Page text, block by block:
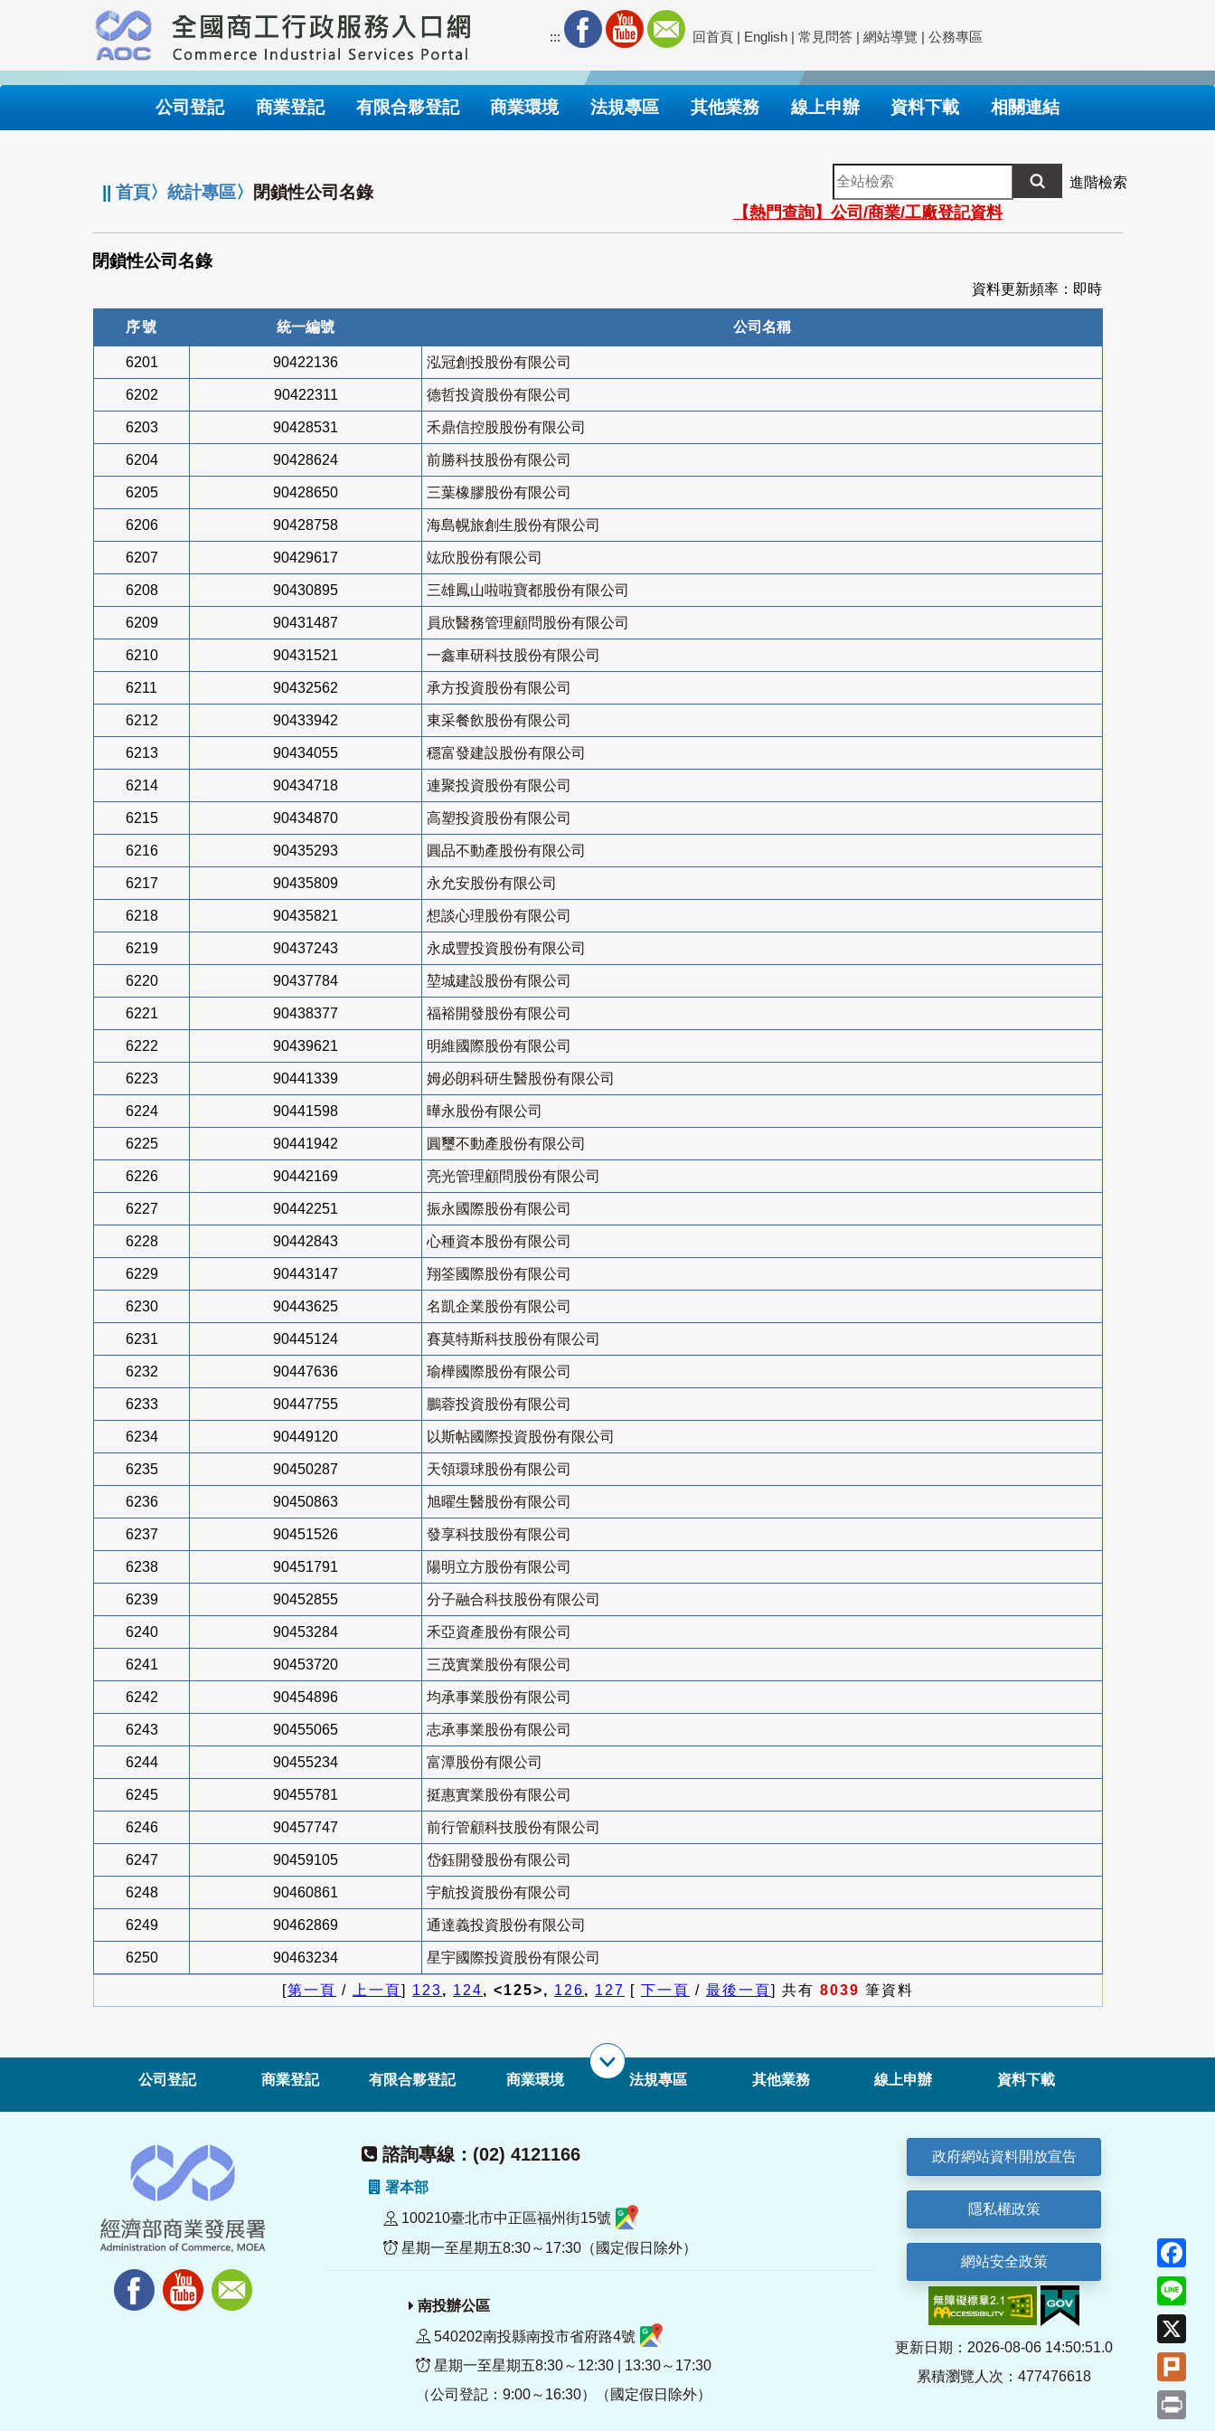
要
內
::: 回首頁 | English | 常見問答 | 網站導覽 | 公務專區
公司登記 商業登記 有限合夥登記 商業環境 法規專區 其他業務 線上申辦 資料下載 相關連結
||首頁〉統計專區〉 閉鎖性公司名錄
全
站
檢
索
進階檢索
【熱門查詢】公司/商業/工廠登記資料
閉鎖性公司名錄
資料更新頻率：即時
序號 統一編號 公司名稱
6201 90422136 泓冠創投股份有限公司
6202 90422311 德哲投資股份有限公司
6203 90428531 禾鼎信控股股份有限公司
6204 90428624 前勝科技股份有限公司
6205 90428650 三葉橡膠股份有限公司
6206 90428758 海島幌旅創生股份有限公司
6207 90429617 竑欣股份有限公司
6208 90430895 三雄鳳山啦啦寶都股份有限公司
6209 90431487 員欣醫務管理顧問股份有限公司
6210 90431521 一鑫車研科技股份有限公司
6211 90432562 承方投資股份有限公司
6212 90433942 東采餐飲股份有限公司
6213 90434055 穩富發建設股份有限公司
6214 90434718 連聚投資股份有限公司
6215 90434870 高塑投資股份有限公司
6216 90435293 圓品不動產股份有限公司
6217 90435809 永允安股份有限公司
6218 90435821 想談心理股份有限公司
6219 90437243 永成豐投資股份有限公司
6220 90437784 堃城建設股份有限公司
6221 90438377 福裕開發股份有限公司
6222 90439621 明維國際股份有限公司
6223 90441339 姆必朗科研生醫股份有限公司
6224 90441598 曄永股份有限公司
6225 90441942 圓璽不動產股份有限公司
6226 90442169 亮光管理顧問股份有限公司
6227 90442251 振永國際股份有限公司
6228 90442843 心種資本股份有限公司
6229 90443147 翔筌國際股份有限公司
6230 90443625 名凱企業股份有限公司
6231 90445124 賽莫特斯科技股份有限公司
6232 90447636 瑜樺國際股份有限公司
6233 90447755 鵬蓉投資股份有限公司
6234 90449120 以斯帖國際投資股份有限公司
6235 90450287 天領環球股份有限公司
6236 90450863 旭曜生醫股份有限公司
6237 90451526 發享科技股份有限公司
6238 90451791 陽明立方股份有限公司
6239 90452855 分子融合科技股份有限公司
6240 90453284 禾亞資產股份有限公司
6241 90453720 三茂實業股份有限公司
6242 90454896 均承事業股份有限公司
6243 90455065 志承事業股份有限公司
6244 90455234 富潭股份有限公司
6245 90455781 挺惠實業股份有限公司
6246 90457747 前行管顧科技股份有限公司
6247 90459105 岱鈺開發股份有限公司
6248 90460861 宇航投資股份有限公司
6249 90462869 通達義投資股份有限公司
6250 90463234 星宇國際投資股份有限公司
[第一頁 / 上一頁] 123, 124, <125>, 126, 127 [ 下一頁 / 最後一頁] 共有 8039 筆資料
公司登記 商業登記 有限合夥登記 商業環境 法規專區 其他業務 線上申辦 資料下載
諮詢專線：(02) 4121166
署本部
100210臺北市中正區福州街15號
星期一至星期五8:30～17:30（國定假日除外）
南投辦公區
540202南投縣南投市省府路4號
星期一至星期五8:30～12:30 | 13:30～17:30
（公司登記：9:00～16:30）（國定假日除外）
政府網站資料開放宣告
隱私權政策
網站安全政策
更新日期：2026-08-06 14:50:51.0
累積瀏覽人次：477476618